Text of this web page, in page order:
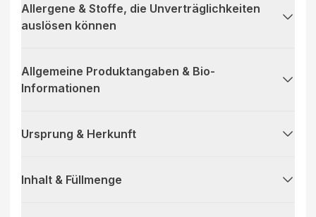
Allergene & Stoffe, die Unverträglichkeiten
auslösen können
Allgemeine Produktangaben & Bio-
Informationen
Ursprung & Herkunft
Inhalt & Füllmenge